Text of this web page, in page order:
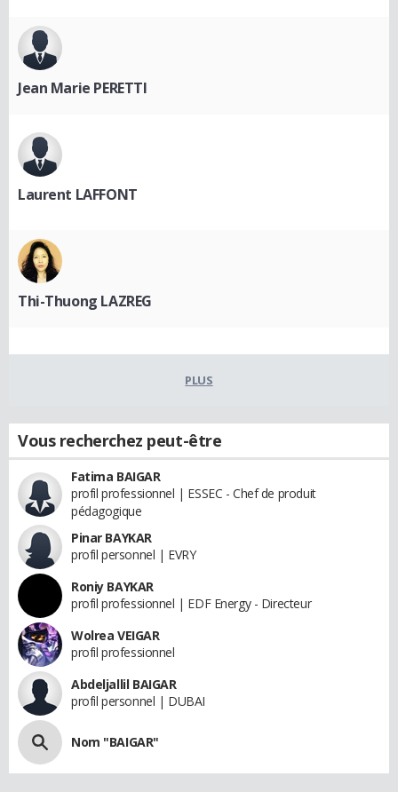
Jean Marie PERETTI
Laurent LAFFONT
Thi-Thuong LAZREG
PLUS
Vous recherchez peut-être
Fatima BAIGAR
profil professionnel | ESSEC - Chef de produit
pédagogique
Pinar BAYKAR
profil personnel | EVRY
Roniy BAYKAR
profil professionnel | EDF Energy - Directeur
Wolrea VEIGAR
profil professionnel
Abdeljallil BAIGAR
profil personnel | DUBAI
Nom "BAIGAR"